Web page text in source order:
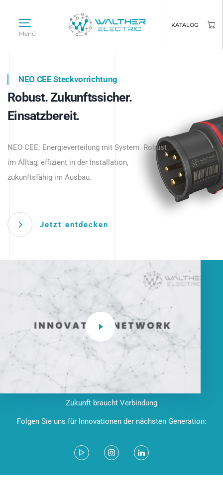
Menü
KATALOG
Intelligente Stromverteilung
beginnt hier.
NEO CEE Steckvorrichtung
Robust. Zukunftssicher.
Einsatzbereit.
NEO CEE: Energieverteilung mit System. Robust
im Alltag, effizient in der Installation,
zukunftsfähig im Ausbau.
Jetzt entdecken
Intelligenz trifft Energie.
Anwendungen – robust, IP-geschützt und
zukunftsfähig.
Zukunft braucht Verbindung
Folgen Sie uns für Innovationen der nächsten Generation: